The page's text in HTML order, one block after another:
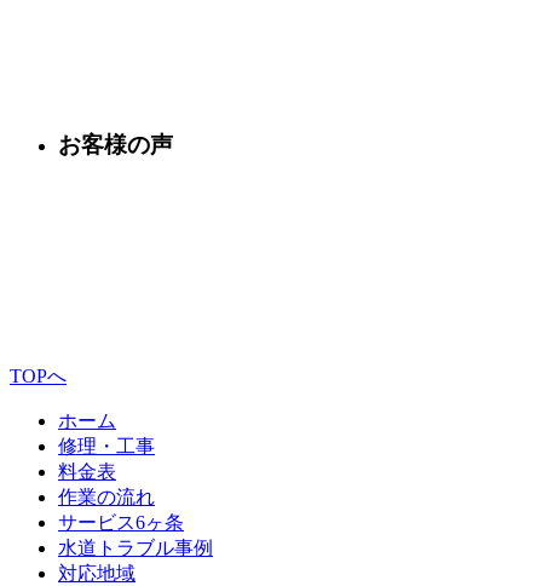
お客様の声
TOPへ
ホーム
修理・工事
料金表
作業の流れ
サービス6ヶ条
水道トラブル事例
対応地域